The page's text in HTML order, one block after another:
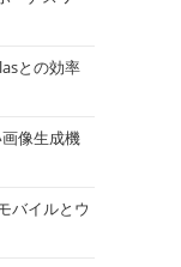
との効率
像生成機
バイルとウ